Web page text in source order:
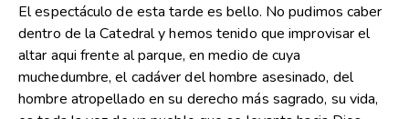
El espectáculo de esta tarde es bello. No pudimos caber
dentro de la Catedral y hemos tenido que improvisar el
altar aqui frente al parque, en medio de cuya
muchedumbre, el cadáver del hombre asesinado, del
hombre atropellado en su derecho más sagrado, su vida,